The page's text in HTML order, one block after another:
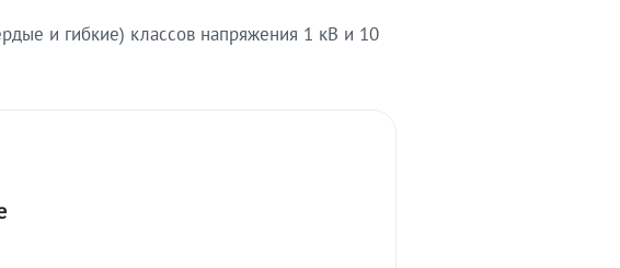
и гибкие) классов напряжения 1 кВ и 10